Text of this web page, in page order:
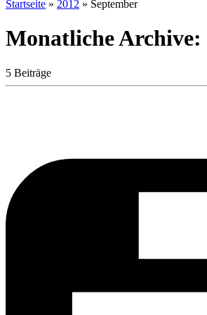
Startseite » 2012 » September
Monatliche Archive:
5 Beiträge